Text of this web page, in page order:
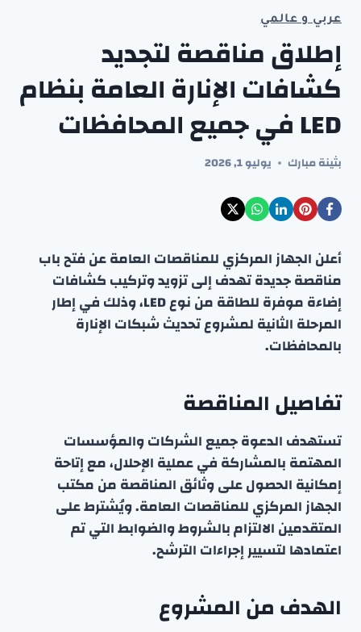
عربي و عالمي
إطلاق مناقصة لتجديد
كشافات الإنارة العامة بنظام
LED في جميع المحافظات
بثينة مبارك يوليو 1, 2026
أعلن الجهاز المركزي للمناقصات العامة عن فتح باب
مناقصة جديدة تهدف إلى تزويد وتركيب كشافات
إضاءة موفرة للطاقة من نوع LED، وذلك في إطار
المرحلة الثانية لمشروع تحديث شبكات الإنارة
بالمحافظات.
تفاصيل المناقصة
تستهدف الدعوة جميع الشركات والمؤسسات
المهتمة بالمشاركة في عملية الإحلال، مع إتاحة
إمكانية الحصول على وثائق المناقصة من مكتب
الجهاز المركزي للمناقصات العامة. ويُشترط على
المتقدمين الالتزام بالشروط والضوابط التي تم
اعتمادها لتسيير إجراءات الترشح.
الهدف من المشروع